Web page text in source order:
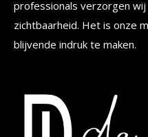
professionals verzorgen
zichtbaarheid. Het is onze
blijvende indruk te maken.